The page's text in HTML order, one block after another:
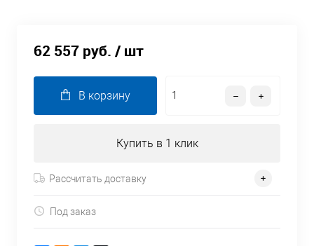
62 557 руб. / шт
В корзину
Купить в 1 клик
Рассчитать доставку
Под заказ